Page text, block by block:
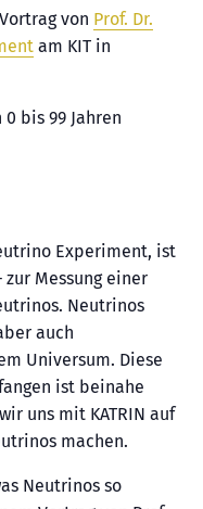
von Prof. Dr.
am KIT in
bis 99 Jahren
Experiment, ist
Messung einer
Neutrinos
auch
Universum. Diese
ist beinahe
uns mit KATRIN auf
machen.
Neutrinos so